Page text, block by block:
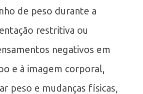
de peso durante a
restritiva ou
negativos em
e à imagem corporal,
peso e mudanças físicas,